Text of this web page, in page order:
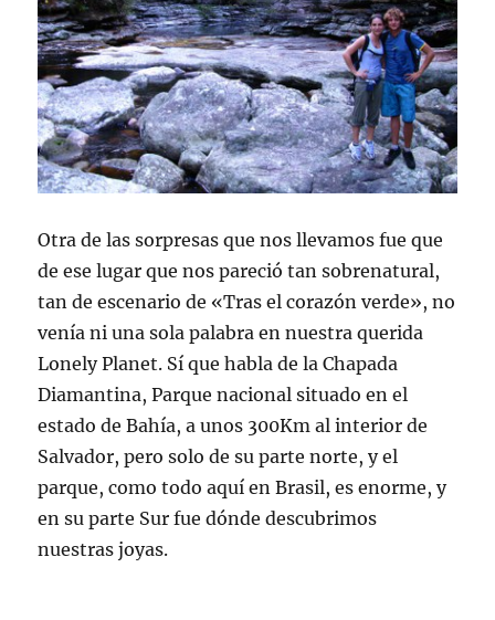
Otra de las sorpresas que nos llevamos fue que
de ese lugar que nos pareció tan sobrenatural,
tan de escenario de «Tras el corazón verde», no
venía ni una sola palabra en nuestra querida
Lonely Planet. Sí que habla de la Chapada
Diamantina, Parque nacional situado en el
estado de Bahía, a unos 300Km al interior de
Salvador, pero solo de su parte norte, y el
parque, como todo aquí en Brasil, es enorme, y
en su parte Sur fue dónde descubrimos
nuestras joyas.